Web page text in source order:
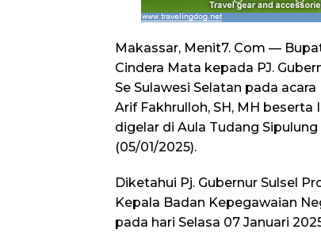
Makassar, Menit7. Com —
Cindera Mata kepada PJ.
Se Sulawesi Selatan pada
Arif Fakhrulloh, SH, MH
digelar di Aula Tudang
(05/01/2025).
Diketahui Pj. Gubernur Sulsel
Kepala Badan Kepegawaian
pada hari Selasa 07 Januari